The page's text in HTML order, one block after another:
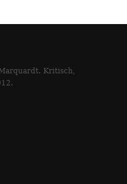
Kritisch,